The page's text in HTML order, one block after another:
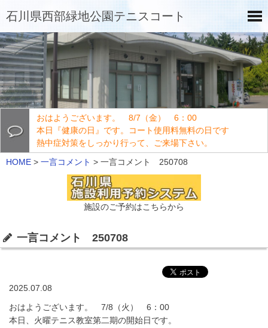
石川県西部緑地公園テニスコート
おはようございます。 8/7（金） 6：00
本日『健康の日』です。コート使用料無料の日です
熱中症対策をしっかり行って、ご来場下さい。
HOME > 一言コメント > 一言コメント 250708
施設のご予約はこちらから
一言コメント 250708
2025.07.08
おはようございます。 7/8（火） 6：00
本日、火曜テニス教室第二期の開始日です。